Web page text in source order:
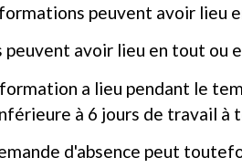
peuvent avoir lieu
peuvent avoir lieu en tout ou
a lieu pendant le
à 6 jours de travail à
d'absence peut